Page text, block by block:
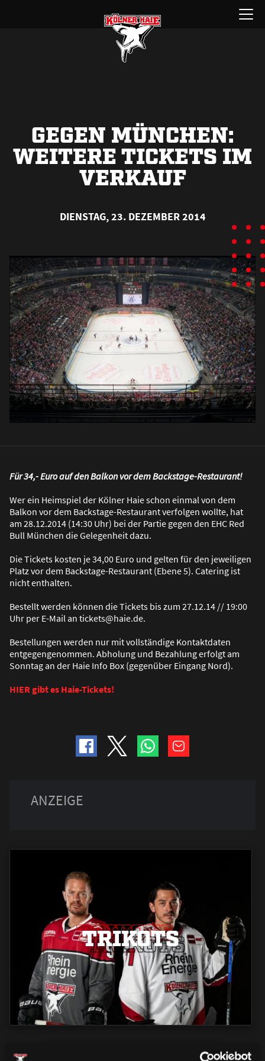
Menü
öffnen
GEGEN MÜNCHEN:
WEITERE TICKETS IM
VERKAUF
DIENSTAG, 23. DEZEMBER 2014
Für 34,- Euro auf den Balkon vor dem Backstage-Restaurant!
Wer ein Heimspiel der Kölner Haie schon einmal von dem
Balkon vor dem Backstage-Restaurant verfolgen wollte, hat
am 28.12.2014 (14:30 Uhr) bei der Partie gegen den EHC Red
Bull München die Gelegenheit dazu.
Die Tickets kosten je 34,00 Euro und gelten für den jeweiligen
Platz vor dem Backstage-Restaurant (Ebene 5). Catering ist
nicht enthalten.
Bestellt werden können die Tickets bis zum 27.12.14 // 19:00
Uhr per E-Mail an tickets@haie.de.
Bestellungen werden nur mit vollständige Kontaktdaten
entgegengenommen. Abholung und Bezahlung erfolgt am
Sonntag an der Haie Info Box (gegenüber Eingang Nord).
HIER gibt es Haie-Tickets!
TRIKOTS
TRIKOTS
TRIKOTS